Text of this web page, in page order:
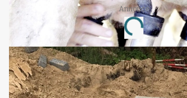
Annonce
Loading...